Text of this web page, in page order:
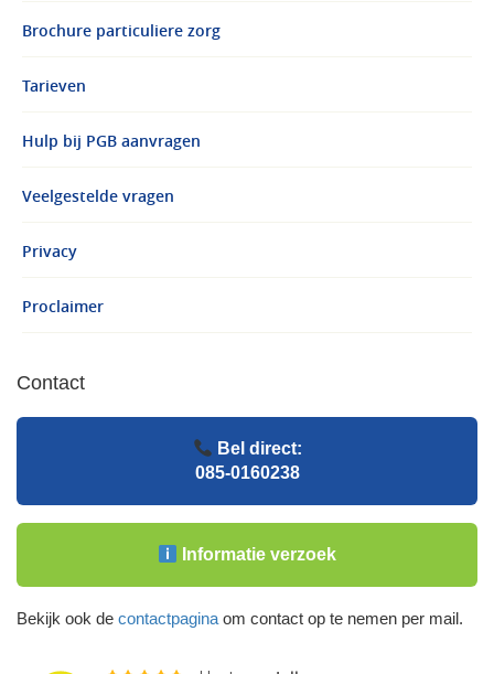
Brochure particuliere zorg
Tarieven
Hulp bij PGB aanvragen
Veelgestelde vragen
Privacy
Proclaimer
Contact
Bel direct:
085-0160238
Informatie verzoek
Bekijk ook de contactpagina om contact op te nemen per mail.